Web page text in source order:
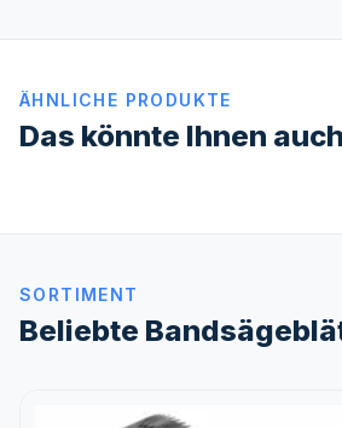
ÄHNLICHE PRODUKTE
Das könnte Ihnen
SORTIMENT
Beliebte